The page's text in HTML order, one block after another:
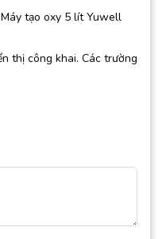
tạo oxy 5 lít Yuwell
thị công khai. Các trường